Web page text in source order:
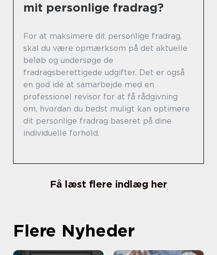
mit personlige fradrag?
For at maksimere dit personlige fradrag,
skal du være opmærksom på det aktuelle
beløb og undersøge de
fradragsberettigede udgifter. Det er også
en god idé at samarbejde med en
professionel revisor for at få rådgivning
om, hvordan du bedst muligt kan optimere
dit personlige fradrag baseret på dine
individuelle forhold.
Få læst flere indlæg her
Flere Nyheder